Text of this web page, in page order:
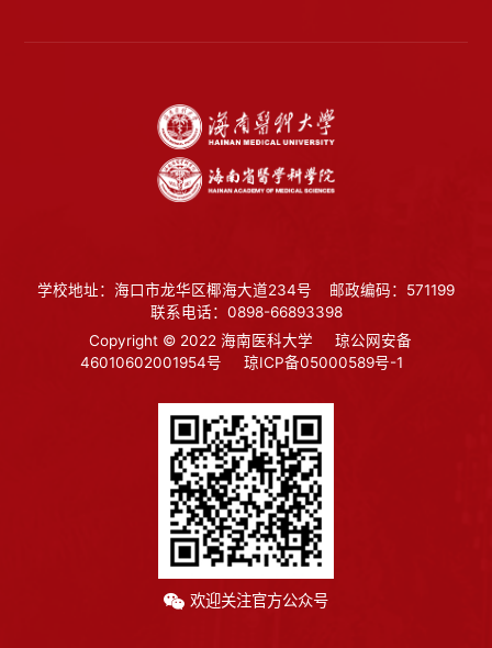
学校地址：海口市龙华区椰海大道234号
邮政编码：571199
联系电话：0898-66893398
Copyright © 2022 海南医科大学
琼公网安备
46010602001954号
琼ICP备05000589号-1
欢迎关注官方公众号